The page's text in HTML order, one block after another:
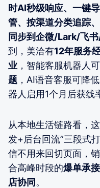
时AI秒级响应、一键
管、按渠道分类追踪
同步到企微/Lark/飞
到，美洽有12年服务
业 ，智能客服机器人
题 ，AI语音客服可降低
器人启用1个月后获线
从本地生活链路看，
发+后台回流”三段式
信不用来回切页面，
合高峰时段的爆单承
店协同。